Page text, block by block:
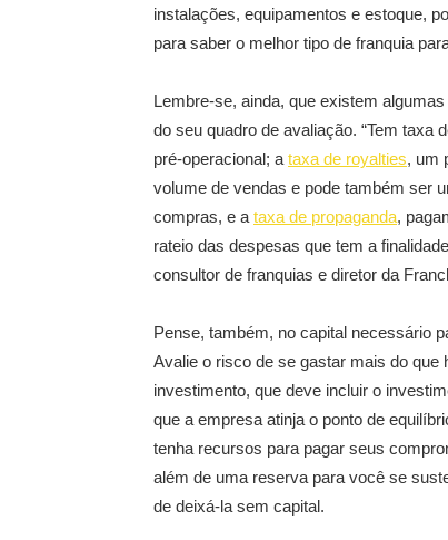
instalações, equipamentos e estoque,
para saber o melhor tipo de franquia
Lembre-se, ainda, que existem
do seu quadro de avaliação. “Tem taxa
pré-operacional; a taxa de royalties, um
volume de vendas e pode também ser
compras, e a taxa de propaganda,
rateio das despesas que tem a
consultor de franquias e diretor da
Pense, também, no capital necessário
Avalie o risco de se gastar mais do que
investimento, que deve incluir o
que a empresa atinja o ponto de
tenha recursos para pagar seus
além de uma reserva para você se
de deixá-la sem capital.